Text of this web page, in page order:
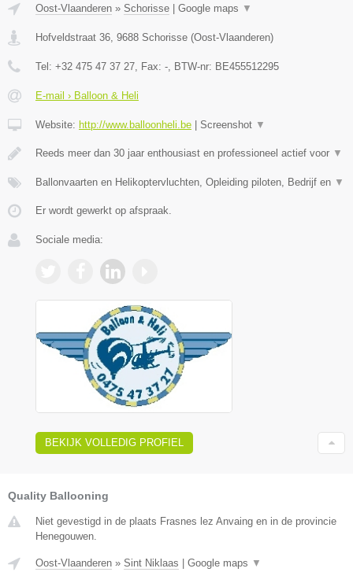
Oost-Vlaanderen » Schorisse | Google maps ▼
Hofveldstraat 36 9688 Schorisse (Oost-Vlaanderen)
Tel: +32 475 47 37 27 , Fax: - , BTW-nr: BE455512295
E-mail › Balloon & Heli
Website: http://www.balloonheli.be | Screenshot ▼
Reeds meer dan 30 jaar enthousiast en professioneel actief voor ▼
Ballonvaarten en Helikoptervluchten, Opleiding piloten, Bedrijf en ▼
Er wordt gewerkt op afspraak.
Sociale media:
BEKIJK VOLLEDIG PROFIEL
Quality Ballooning
Niet gevestigd in de plaats Frasnes lez Anvaing en in de provincie
Henegouwen.
Oost-Vlaanderen » Sint Niklaas Google maps ▼